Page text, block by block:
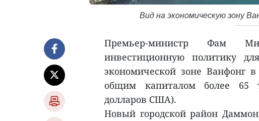
Вид на экономическую зону
Премьер-министр Фам
инвестиционную политику
экономической зоне Ванфонг
общим капиталом более 65
долларов США).
Новый городской район